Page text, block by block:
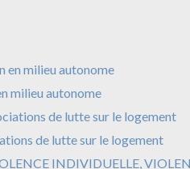
milieu autonome
de lutte sur le logement